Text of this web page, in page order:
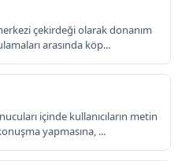
çekirdeği olarak donanım
arasında köp...
içinde kullanıcıların metin
yapmasına, ...